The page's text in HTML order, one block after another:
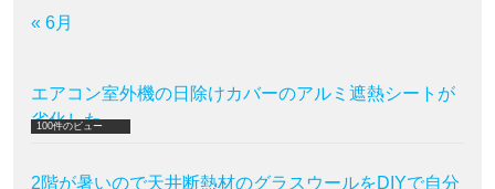
« 6月
エアコン室外機の日除けカバーのアルミ遮熱シートが
劣化した
100件のビュー
2階が暑いので天井断熱材のグラスウールをDIYで自分